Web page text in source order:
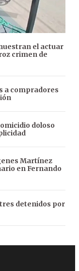
el actuar
crimen de
a compradores
doloso
Martínez
en Fernando
detenidos por